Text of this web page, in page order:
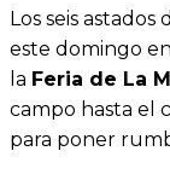
Los seis astados
este domingo
la Feria de La
campo hasta el
para poner